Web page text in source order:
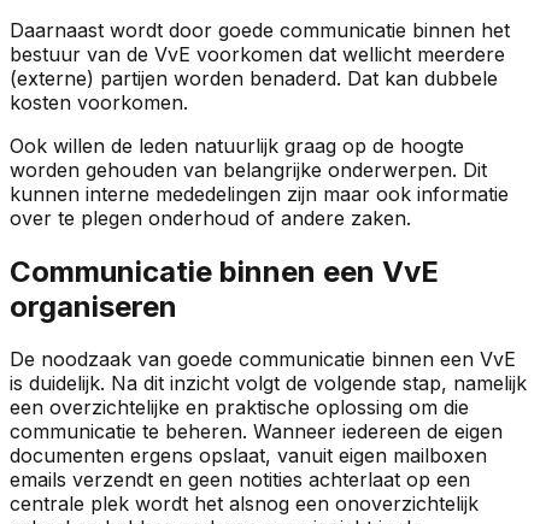
Daarnaast wordt door goede communicatie binnen het
bestuur van de VvE voorkomen dat wellicht meerdere
(externe) partijen worden benaderd. Dat kan dubbele
kosten voorkomen.
Ook willen de leden natuurlijk graag op de hoogte
worden gehouden van belangrijke onderwerpen. Dit
kunnen interne mededelingen zijn maar ook informatie
over te plegen onderhoud of andere zaken.
Communicatie binnen een VvE
organiseren
De noodzaak van goede communicatie binnen een VvE
is duidelijk. Na dit inzicht volgt de volgende stap, namelijk
een overzichtelijke en praktische oplossing om die
communicatie te beheren. Wanneer iedereen de eigen
documenten ergens opslaat, vanuit eigen mailboxen
emails verzendt en geen notities achterlaat op een
centrale plek wordt het alsnog een onoverzichtelijk